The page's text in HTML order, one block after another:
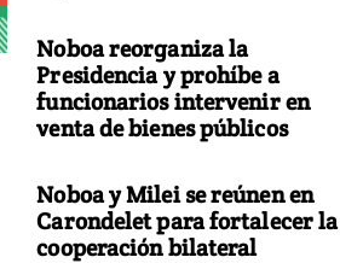
Noboa reorganiza la
Presidencia y prohíbe a
funcionarios intervenir en
venta de bienes públicos
Noboa y Milei se reúnen en
Carondelet para fortalecer la
cooperación bilateral